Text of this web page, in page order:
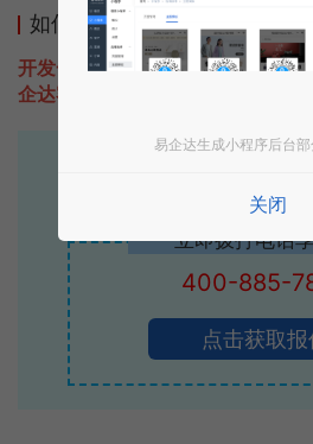
如何开发类似众信易购车的小
开发一款类似众信易购车的小程序
企达客服即可为您定制开发，免费
专业小程序、公众号H5
立即拨打电话
400-885-
点击获取报
易企达生成小程序后台
关闭